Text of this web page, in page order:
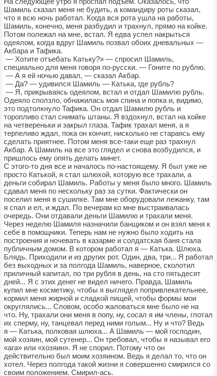
Шамиль сказал меня не будить, а командиру роты сказал,
что я всю ночь работал. Когда вся рота ушла на работы,
Шамиль, конечно, меня разбудил и трахнул, прямо на койке.
Потом полежал на мне, встал. Я едва успел накрыться
одеялом, когда вдруг Шамиль позвал обоих дневальных —
Акбара и Тафика.
— Хотите отъебать Катьку?» — спросил Шамиль,
специально для меня говоря по-русски. — Гоните по рублю.
— А я ей ночью давал, — сказал Акбар.
— Да? — удивился Шамиль — Катька, где рубль?
— Я, прикрываясь одеялом, встал и отдал Шамилю рубль.
Одеяло сползло, обнажилась моя спина и попка и, видимо,
это подтолкнуло Тафика. Он отдал Шамилю рубль и
торопливо стал снимать штаны. Я вздохнул, встал на койке
на четвереньки и закрыл глаза. Тафик трахал меня, а я
терпеливо ждал, пока он кончит, нисколько не стараясь ему
сделать приятнее. Потом меня все-таки еще раз трахнул
Акбар. А Шамиль на все это глядел и снова возбудился, и
пришлось ему опять делать минет.
С этого-то дня все и началось по-настоящему. Я был уже не
просто Катькой, я стал шлюхой, которую все трахали, а
деньги собирал Шамиль. Работы у меня было много. Шамиль
сдавал меня по нескольку раз за сутки. Фактически он
поселил меня в сушилке. Там мне оборудовали лежанку, там
я спал и ел, и ждал. По вечерам ко мне выстраивалась
очередь. Они отдавали деньги Шамилю и трахали меня.
Через неделю Шамиля назначили банщиком и он взял меня к
себе в помощники. Теперь нам не нужно было ходить на
построения и ночевать в казарме и солдатская баня стала
публичным домом. В котором работал я — Катька. Шлюха.
Блядь. Приходили и из других рот. Один, два, три... Я работал
без выходных и за полгода Шамиль, наверное, сколотил
приличный капитал, по три рубля в день, на сто пятьдесят
дней... Я с этих денег не видел ничего. Правда, Шамиль
купил мне косметику, чтобы я выглядел попривлекательнее,
кормил меня жирной и сладкой пищей, чтобы формы мои
округлялись... Словом, особо жаловаться мне было не на
что. Ну, трахали они меня в попу, ну, сосал я им члены, глотал
их сперму, ну, танцевал перед ними голым... Ну и что? Ведь
я — Катька, полковая шлюха... А Шамиль — мой господин,
мой хозяин, мой сутенер... Он требовал, чтобы я называл его
«ага» или «хозяин». Я не спорил. Потому что он
действительно был моим хозяином. Ведь я делал то, что он
хотел. Через полгода такой жизни я совершенно смирился со
своим положением. Смирил-ась.